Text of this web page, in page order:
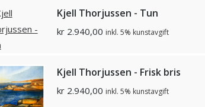
Kjell Thorjussen - Tun
kr2.940,00 inkl. 5% kunstavgift
Kjell Thorjussen - Frisk bris
kr2.940,00 inkl. 5% kunstavgift